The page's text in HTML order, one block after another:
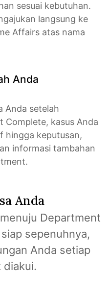
sesuai kebutuhan.
langsung ke
Affairs atas nama
Anda
Anda setelah
Complete, kasus Anda
hingga keputusan,
informasi tambahan
Anda
Department
sepenuhnya,
Anda setiap
diakui.